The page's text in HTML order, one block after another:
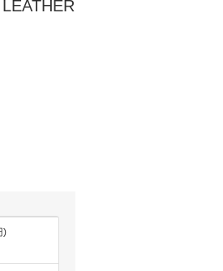
)